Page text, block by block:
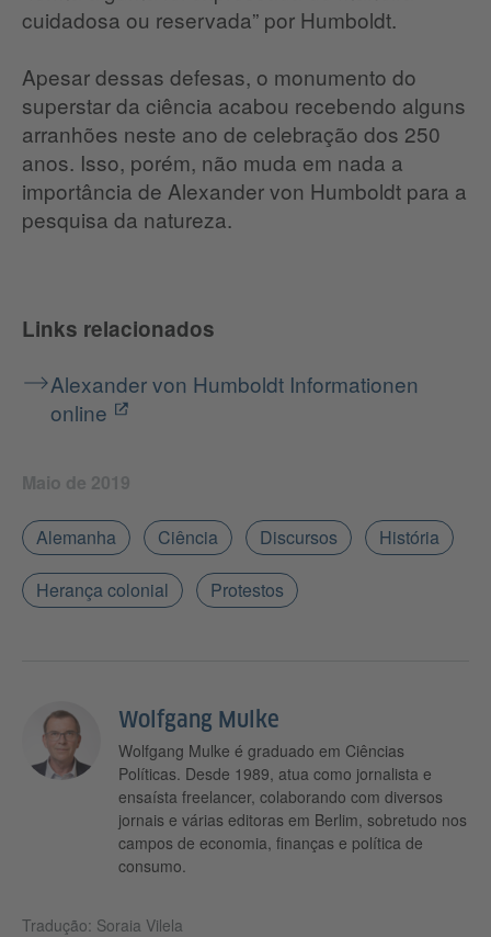
cuidadosa ou reservada” por Humboldt.
Apesar dessas defesas, o monumento do
superstar da ciência acabou recebendo alguns
arranhões neste ano de celebração dos 250
anos. Isso, porém, não muda em nada a
importância de Alexander von Humboldt para a
pesquisa da natureza.
Links relacionados
Alexander von Humboldt Informationen
online
Maio de 2019
Alemanha Ciência Discursos História
Herança colonial Protestos
Wolfgang Mulke
Wolfgang Mulke é graduado em Ciências
Políticas. Desde 1989, atua como jornalista e
ensaísta freelancer, colaborando com diversos
jornais e várias editoras em Berlim, sobretudo nos
campos de economia, finanças e política de
consumo.
Tradução: Soraia Vilela